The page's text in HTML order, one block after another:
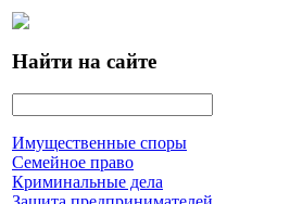
Найти на сайте
Имущественные споры
Семейное право
Криминальные дела